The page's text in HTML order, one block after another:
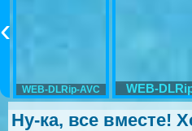
WEB-DLRip-AVC WEB-
Ну-ка, все вместе!